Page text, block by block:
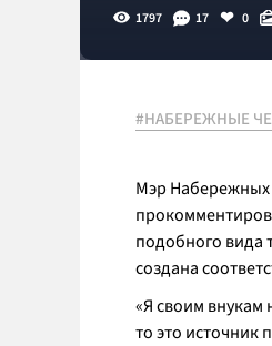
1797 17 0
#НАБЕРЕЖНЫЕ
Мэр
подобного вида
создана
«Я своим внукам
то это источник